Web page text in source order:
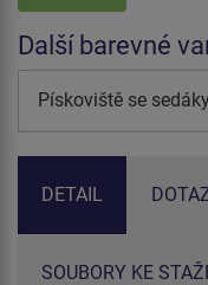
Další barevné
Pískoviště se
DETAIL
SOUBORY KE